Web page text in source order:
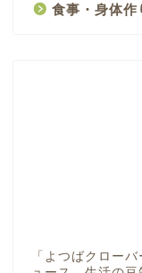
食事・身体作
「よつばクロー